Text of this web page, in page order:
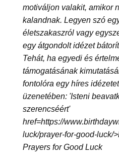
motiváljon valakit, amikor
kalandnak. Legyen szó
életszakaszról vagy
egy átgondolt idézet
Tehát, ha egyedi és
támogatásának
fontolóra egy híres
üzenetében: 'Isteni
szerencséért'
href=https://
luck/prayer-for-good-luck/
Prayers for Good Luck